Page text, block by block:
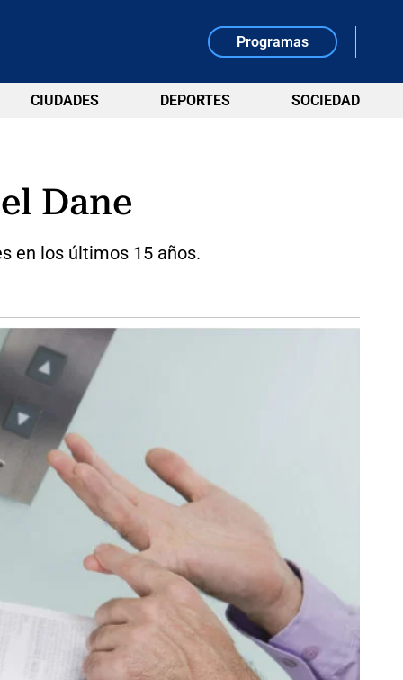
Programas
CIUDADES DEPORTES SOCIEDAD
Dane
en los últimos 15 años.